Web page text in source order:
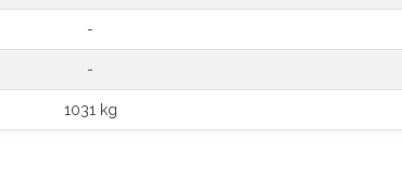
-
-
1031 kg